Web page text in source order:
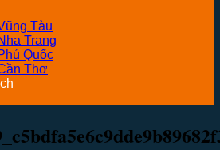
Tàu
Trang
Quốc
Thơ